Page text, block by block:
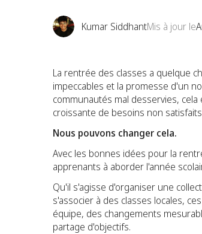
Kumar SiddhantMis à jour le
La rentrée des classes a quelque
impeccables et la promesse d'un
communautés mal desservies,
croissante de besoins non
Nous pouvons changer cela.
Avec les bonnes idées pour la
apprenants à aborder l'année
Qu'il s'agisse d'organiser une
s'associer à des classes locales,
équipe, des changements
partage d'objectifs.